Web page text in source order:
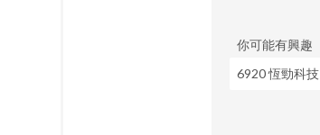
你可能有興趣
6920 恆勁科技